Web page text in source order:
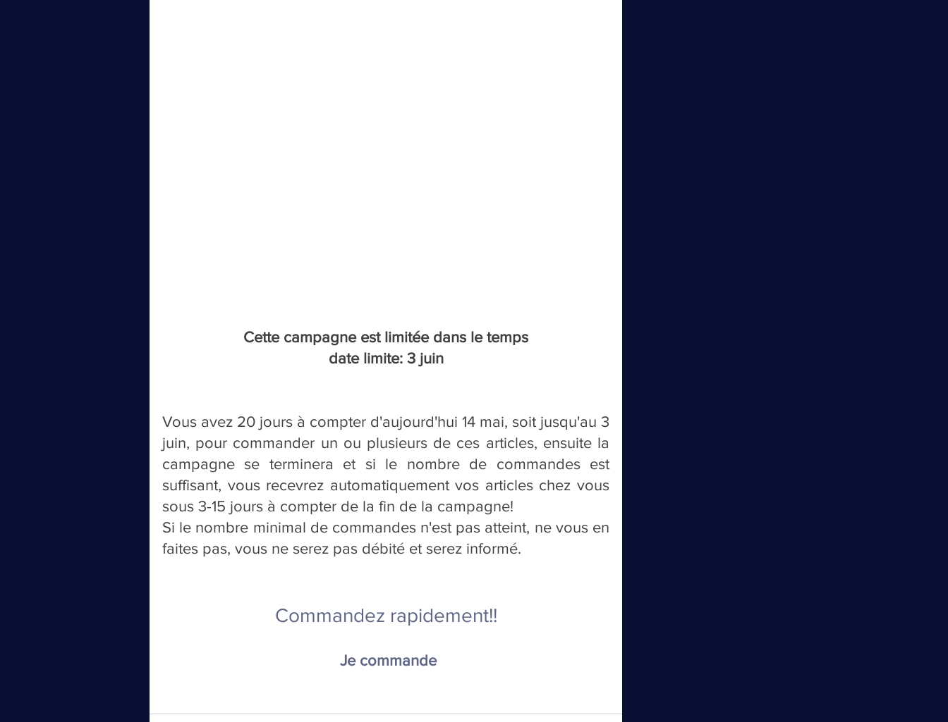
Cette campagne est limitée dans le temps
date limite: 3 juin
Vous avez 20 jours à compter d'aujourd'hui 14 mai, soit jusqu'au 3
juin, pour commander un ou plusieurs de ces articles, ensuite la
campagne se terminera et si le nombre de commandes est
suffisant, vous recevrez automatiquement vos articles chez vous
sous 3-15 jours à compter de la fin de la campagne!
Si le nombre minimal de commandes n'est pas atteint, ne vous en
faites pas, vous ne serez pas débité et serez informé.
Commandez rapidement!!
Je commande